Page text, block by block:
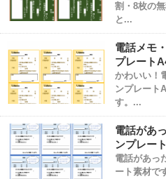
割・8枚の
と...
電話メモ
プレート
かわいい！
ンプレート
す。...
電話があ
ンプレート
電話があっ
ート素材で